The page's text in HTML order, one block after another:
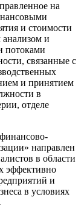
на
и стоимости
и
потоками
связанные с
и принятием
в
отделе
направлен
в области
эффективно
и
в условиях